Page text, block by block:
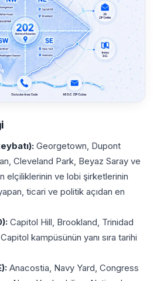
Georgetown, Dupont
Cleveland Park, Beyaz Saray ve
elçiliklerinin ve lobi şirketlerinin
ticari ve politik açıdan en
Capitol Hill, Brookland, Trinidad
kampüsünün yanı sıra tarihi
Anacostia, Navy Yard, Congress